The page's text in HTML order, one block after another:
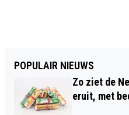
POPULAIR NIEUWS
Zo ziet de
eruit, met